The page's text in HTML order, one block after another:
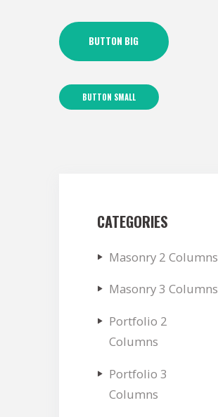
BUTTON BIG
BUTTON SMALL
CATEGORIES
Masonry 2 Columns
Masonry 3 Columns
Portfolio 2
Columns
Portfolio 3
Columns